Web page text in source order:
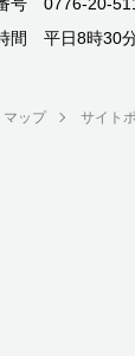
号 0776-20-
間 平日8時30
マップ サイト